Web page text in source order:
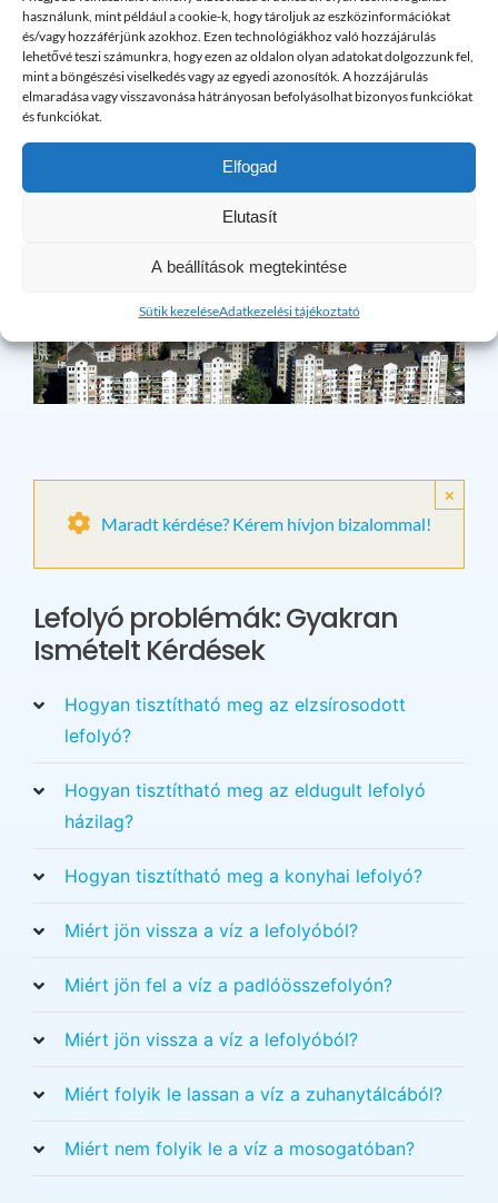
használunk, mint például a cookie-k, hogy tároljuk az eszközinformációkat
és/vagy hozzáférjünk azokhoz. Ezen technológiákhoz való hozzájárulás
lehetővé teszi számunkra, hogy ezen az oldalon olyan adatokat dolgozzunk fel,
mint a böngészési viselkedés vagy az egyedi azonosítók. A hozzájárulás
elmaradása vagy visszavonása hátrányosan befolyásolhat bizonyos funkciókat
és funkciókat.
Elfogad
Elutasít
A beállítások megtekintése
Sütik kezeléseAdatkezelési tájékoztató
álló telefonszámunkon várjuk az Ön hívását is!
Maradt kérdése? Kérem hívjon bizalommal!
×
Lefolyó problémák: Gyakran
Ismételt Kérdések
Hogyan tisztítható meg az elzsírosodott
lefolyó?
Hogyan tisztítható meg az eldugult lefolyó
házilag?
Hogyan tisztítható meg a konyhai lefolyó?
Miért jön vissza a víz a lefolyóból?
Miért jön fel a víz a padlóösszefolyón?
Miért jön vissza a víz a lefolyóból?
Miért folyik le lassan a víz a zuhanytálcából?
Miért nem folyik le a víz a mosogatóban?